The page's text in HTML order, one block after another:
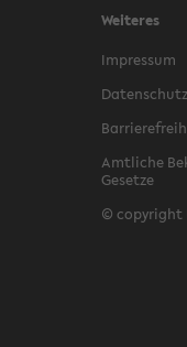
Weiteres
Impressum
Datenschutz
Amtliche
Gesetze
© copyright